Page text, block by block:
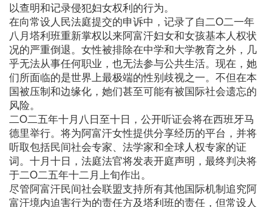
以查明和记录侵犯妇女权利的行为。
在向常设人民法庭提交的申诉中，记录了自二O二一年
八月塔利班重新掌权以来阿富汗妇女和女孩基本人权状
况的严重倒退。女性被排除在中学和大学教育之外，几
乎无法从事任何职业，也无法参与公共生活。现在，她
们所面临的是世界上最极端的性别歧视之一。不但在本
国被压制和边缘化，她们甚至可能有被国际社会遗忘的
风险。
二O二五年十月八日至十日，公开听证会将在西班牙马
德里举行。将为阿富汗女性提供分享经历的平台，并将
听取包括民间社会专家、法学家和全球人权专家的证
词。十月十日，法庭法官将发表开庭声明，最终判决将
于二O二五年十二月上旬作出。
尽管阿富汗民间社会联盟支持所有其他国际机制追究阿
富汗境内迫害行为的责任方及塔利班的责任，但常设人